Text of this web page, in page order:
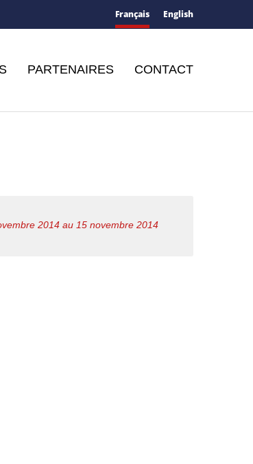
Français English
PARTENAIRES CONTACT
2014 au 15 novembre 2014